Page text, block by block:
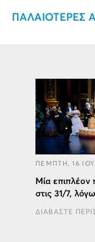
ΠΑΛΑΙΟΤΕΡΕΣ
ΠΕΜΠΤΗ, 16
Μία επιπλέον
στις 31/7,
ΔΙΑΒΑΣΤΕ